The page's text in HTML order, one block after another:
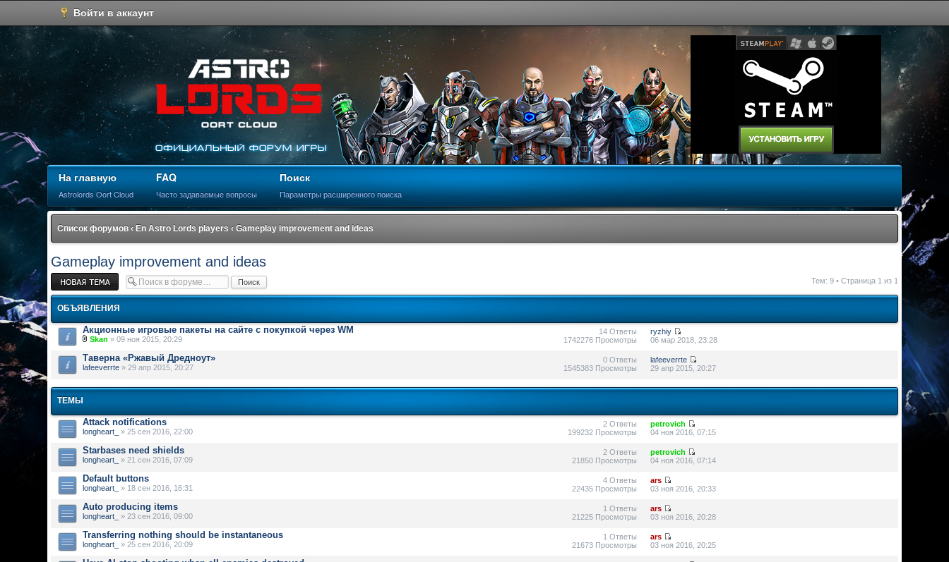
Войти в аккаунт
На главную
Astrolords Oort Cloud
FAQ
Часто задаваемые вопросы
Поиск
Параметры расширенного поиска
Список форумов ‹ En Astro Lords players ‹ Gameplay improvement and ideas
Gameplay improvement and ideas
Новая тема Тем: 9 • Страница 1 из 1
ОБЪЯВЛЕНИЯ
Акционные игровые пакеты на сайте с покупкой через WM
Skan » 09 ноя 2015, 20:29
14 Ответы
1742276 Просмотры
ryzhiy
06 мар 2018, 23:28
Таверна «Ржавый Дредноут»
lafeeverrte » 29 апр 2015, 20:27
0 Ответы
1545383 Просмотры
lafeeverrte
29 апр 2015, 20:27
ТЕМЫ
Attack notifications
longheart_ » 25 сен 2016, 22:00
2 Ответы
199232 Просмотры
petrovich
04 ноя 2016, 07:15
Starbases need shields
longheart_ » 21 сен 2016, 07:09
2 Ответы
21850 Просмотры
petrovich
04 ноя 2016, 07:14
Default buttons
longheart_ » 18 сен 2016, 16:31
4 Ответы
22435 Просмотры
ars
03 ноя 2016, 20:33
Auto producing items
longheart_ » 23 сен 2016, 09:00
1 Ответы
21225 Просмотры
ars
03 ноя 2016, 20:28
Transferring nothing should be instantaneous
longheart_ » 25 сен 2016, 20:09
1 Ответы
21673 Просмотры
ars
03 ноя 2016, 20:25